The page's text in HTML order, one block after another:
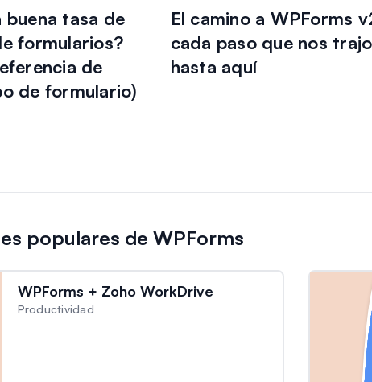
buena tasa de
formularios?
de
de formulario)
El camino a WPForms
cada paso que nos trajo
hasta aquí
populares de WPForms
WPForms + Zoho WorkDrive
Productividad